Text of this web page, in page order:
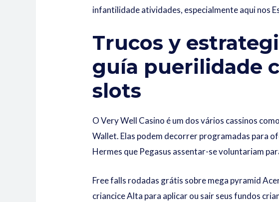
infantilidade atividades, especialmente aqui nos
Trucos y
guía puerilidade
slots
O Very Well Casino é um dos vários cassinos
Wallet. Elas podem decorrer programadas para
Hermes que Pegasus assentar-se voluntariam
Free falls rodadas grátis sobre mega pyramid
criancice Alta para aplicar ou sair seus fundos